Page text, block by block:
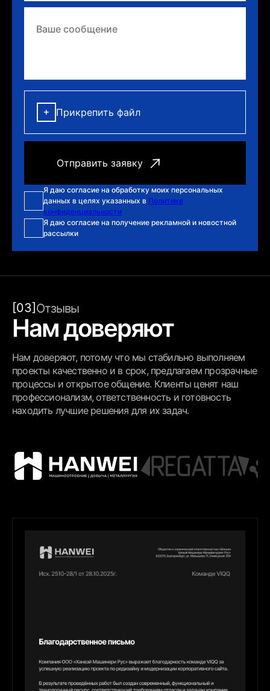
Прикрепить файл
Я даю согласие на обработку моих персональных
данных в целях указанных в Политике
конфиденциальности
Я даю согласие на получение рекламной и новостной
рассылки
[03]Отзывы
Нам доверяют
Нам доверяют, потому что мы стабильно выполняем
проекты качественно и в срок, предлагаем прозрачные
процессы и открытое общение. Клиенты ценят наш
профессионализм, ответственность и готовность
находить лучшие решения для их задач.